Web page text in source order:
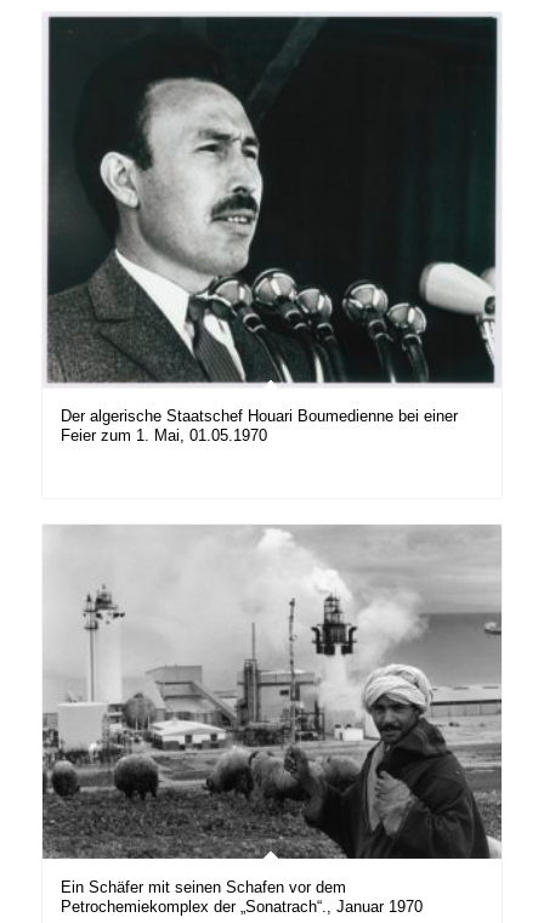
Der algerische Staatschef Houari Boumedienne bei einer
Feier zum 1. Mai, 01.05.1970
Ein Schäfer mit seinen Schafen vor dem
Petrochemiekomplex der „Sonatrach“., Januar 1970